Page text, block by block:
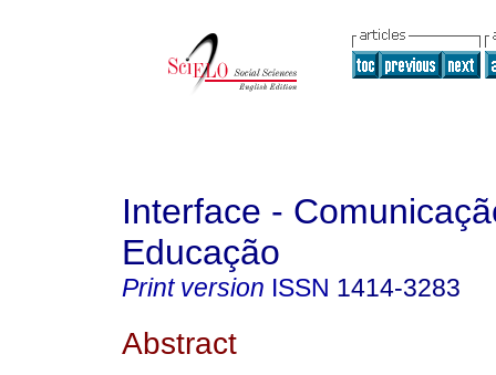
Interface -
Educação
Print version ISSN 1414-3283
Abstract